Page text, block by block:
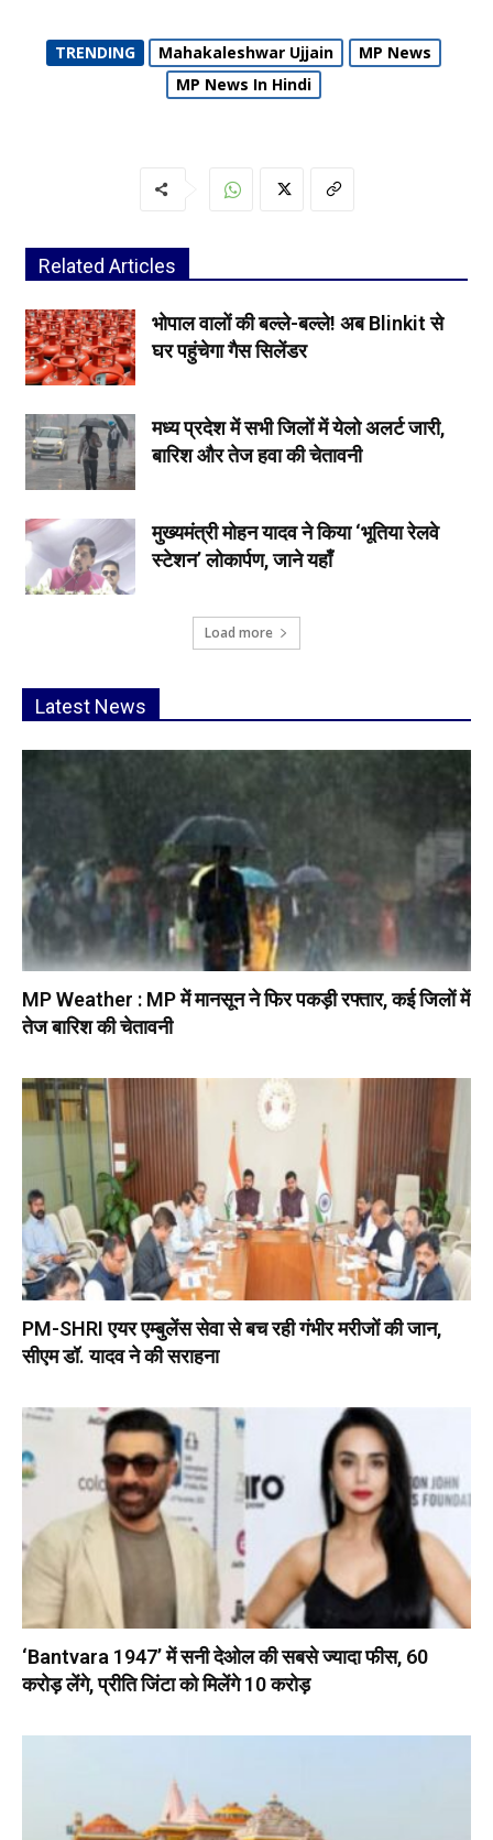
TRENDING Mahakaleshwar Ujjain
MP News
MP News In Hindi
Related Articles
भोपाल वालों की बल्ले-बल्ले! अब Blinkit से
घर पहुंचेगा गैस सिलेंडर
मध्य प्रदेश में सभी जिलों में येलो अलर्ट जारी,
बारिश और तेज हवा की चेतावनी
मुख्यमंत्री मोहन यादव ने किया ‘भूतिया रेलवे
स्टेशन’ लोकार्पण, जाने यहाँ
Load more
Latest News
MP Weather : MP में मानसून ने फिर पकड़ी रफ्तार, कई जिलों में
तेज बारिश की चेतावनी
PM-SHRI एयर एम्बुलेंस सेवा से बच रही गंभीर मरीजों की जान,
सीएम डॉ. यादव ने की सराहना
‘Bantvara 1947’ में सनी देओल की सबसे ज्यादा फीस, 60
करोड़ लेंगे, प्रीति जिंटा को मिलेंगे 10 करोड़